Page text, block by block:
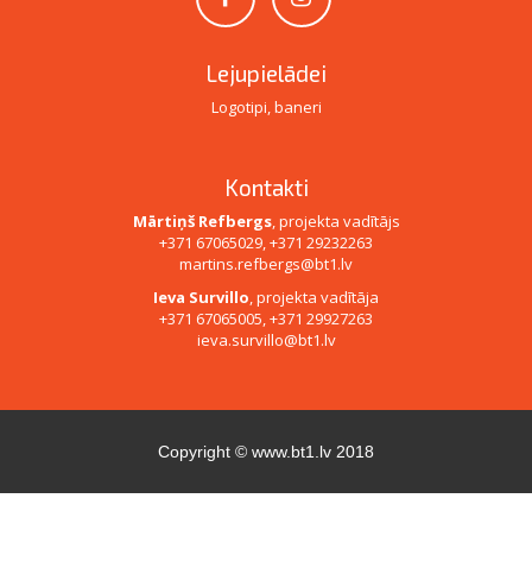
Lejupielādei
Logotipi, baneri
Kontakti
Mārtiņš Refbergs, projekta vadītājs
+371 67065029, +371 29232263
martins.refbergs@bt1.lv
Ieva Survillo, projekta vadītāja
+371 67065005, +371 29927263
ieva.survillo@bt1.lv
Copyright © www.bt1.lv 2018